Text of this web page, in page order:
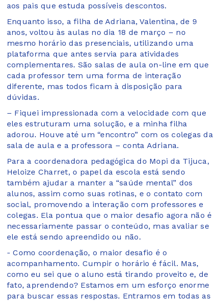
aos pais que estuda possíveis descontos.
Enquanto isso, a filha de Adriana, Valentina, de 9
anos, voltou às aulas no dia 18 de março – no
mesmo horário das presenciais, utilizando uma
plataforma que antes servia para atividades
complementares. São salas de aula on-line em que
cada professor tem uma forma de interação
diferente, mas todos ficam à disposição para
dúvidas.
– Fiquei impressionada com a velocidade com que
eles estruturam uma solução, e a minha filha
adorou. Houve até um “encontro” com os colegas da
sala de aula e a professora – conta Adriana.
Para a coordenadora pedagógica do Mopi da Tijuca,
Heloize Charret, o papel da escola está sendo
também ajudar a manter a “saúde mental” dos
alunos, assim como suas rotinas, e o contato com
social, promovendo a interação com professores e
colegas. Ela pontua que o maior desafio agora não é
necessariamente passar o conteúdo, mas avaliar se
ele está sendo apreendido ou não.
- Como coordenação, o maior desafio é o
acompanhamento. Cumpir o horário é fácil. Mas,
como eu sei que o aluno está tirando proveito e, de
fato, aprendendo? Estamos em um esforço enorme
para buscar essas respostas. Entramos em todas as